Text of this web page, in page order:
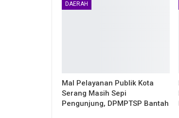
DAERAH
Mal Pelayanan Publik Kota
Serang Masih Sepi
Pengunjung, DPMPTSP Bantah